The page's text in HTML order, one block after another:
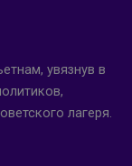
увязнув в
лагеря.